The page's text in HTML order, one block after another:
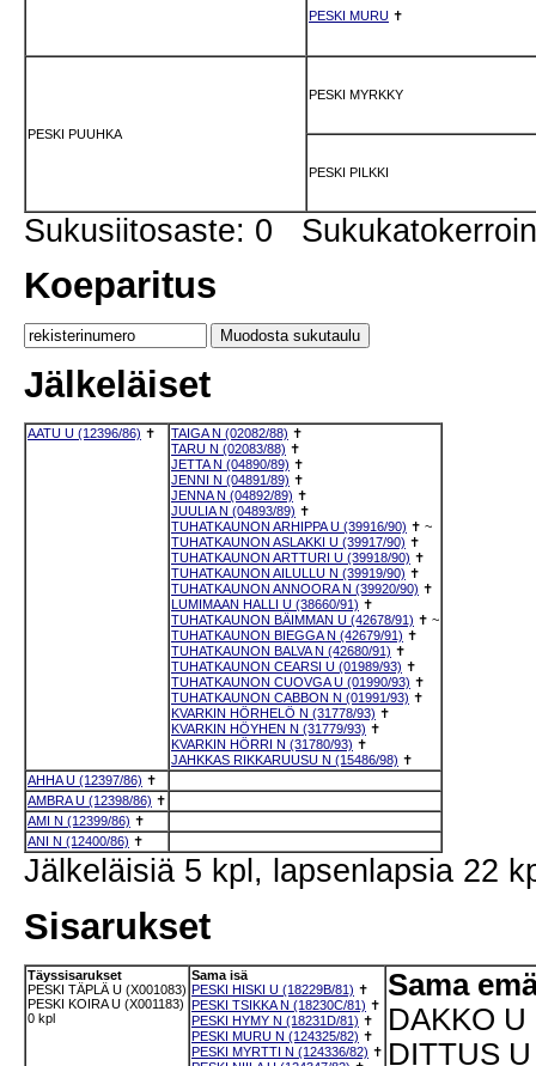
PESKI MURU ✝
PESKI PUUHKA
PESKI MYRKKY
PESKI PILKKI
Sukusiitosaste: 0
Koeparitus
Jälkeläiset
AATU U (12396/86) ✝ TAIGA N (02082/88) ✝
TARU N (02083/88) ✝
JETTA N (04890/89) ✝
JENNI N (04891/89) ✝
JENNA N (04892/89) ✝
JUULIA N (04893/89) ✝
TUHATKAUNON ARHIPPA U (39916/90) ✝ ~
TUHATKAUNON ASLAKKI U (39917/90) ✝
TUHATKAUNON ARTTURI U (39918/90) ✝
TUHATKAUNON AILULLU N (39919/90) ✝
TUHATKAUNON ANNOORA N (39920/90) ✝
LUMIMAAN HALLI U (38660/91) ✝
TUHATKAUNON BÄIMMAN U (42678/91) ✝ ~
TUHATKAUNON BIEGGA N (42679/91) ✝
TUHATKAUNON BALVA N (42680/91) ✝
TUHATKAUNON CEARSI U (01989/93) ✝
TUHATKAUNON CUOVGA U (01990/93) ✝
TUHATKAUNON CABBON N (01991/93) ✝
KVARKIN HÖRHELÖ N (31778/93) ✝
KVARKIN HÖYHEN N (31779/93) ✝
KVARKIN HÖRRI N (31780/93) ✝
JAHKKAS RIKKARUUSU N (15486/98) ✝
AHHA U (12397/86) ✝
AMBRA U (12398/86) ✝
AMI N (12399/86) ✝
ANI N (12400/86) ✝
Jälkeläisiä 5 kpl, lapsenlapsia 22
Sisarukset
Täyssisarukset
PESKI TÄPLÄ U (X001083)
PESKI KOIRA U (X001183)
0 kpl
Sama isä
PESKI HISKI U (18229B/81) ✝
PESKI TSIKKA N (18230C/81) ✝
PESKI HYMY N (18231D/81) ✝
PESKI MURU N (124325/82) ✝
PESKI MYRTTI N (124336/82) ✝
Sama
DAKKO U
DITTUS